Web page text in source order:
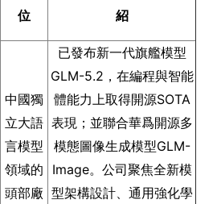
位 紹
中國獨
立大語
言模型
領域的
頭部廠
已發布新一代旗艦模型
GLM-5.2，在編程與智能
體能力上取得開源SOTA
表現；並聯合華爲開源多
模態圖像生成模型GLM-
Image。公司聚焦全新模
型架構設計、通用強化學